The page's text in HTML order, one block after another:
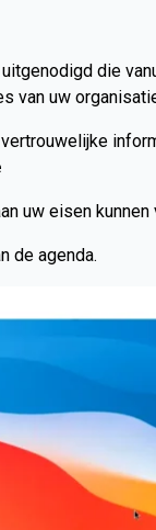
die
van uw
uw eisen kunnen
de agenda.